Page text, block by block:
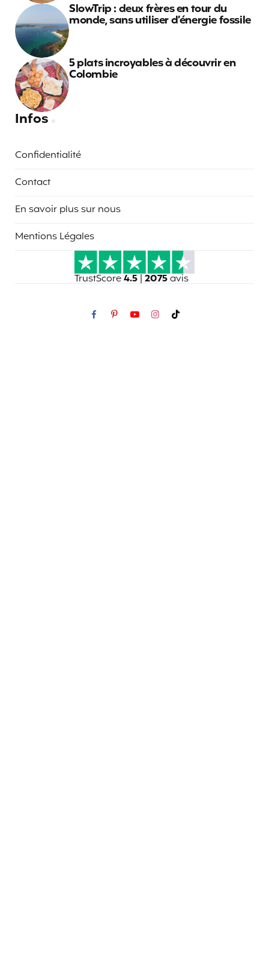
SlowTrip : deux frères en tour du
monde, sans utiliser d’énergie fossile
5 plats incroyables à découvrir en
Colombie
Infos
Confidentialité
Contact
En savoir plus sur nous
Mentions Légales
TrustScore4.5 | 2075avis